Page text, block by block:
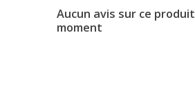
Aucun avis sur ce
moment